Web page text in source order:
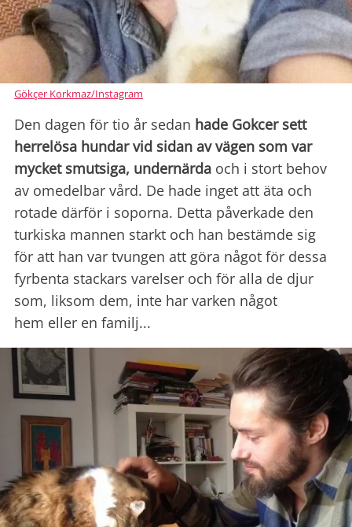
Gökçer Korkmaz/Instagram
Den dagen för tio år sedan hade Gokcer sett
herrelösa hundar vid sidan av vägen som var
mycket smutsiga, undernärda och i stort behov
av omedelbar vård. De hade inget att äta och
rotade därför i soporna. Detta påverkade den
turkiska mannen starkt och han bestämde sig
för att han var tvungen att göra något för dessa
fyrbenta stackars varelser och för alla de djur
som, liksom dem, inte har varken något
hem eller en familj...